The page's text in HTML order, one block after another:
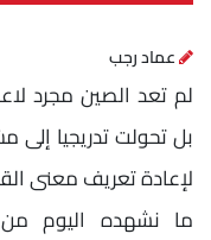
عماد رجب
لم تعد الصين مجرد
بل تحولت تدريجيا إلى
لإعادة تعريف معنى
ما نشهده اليوم من